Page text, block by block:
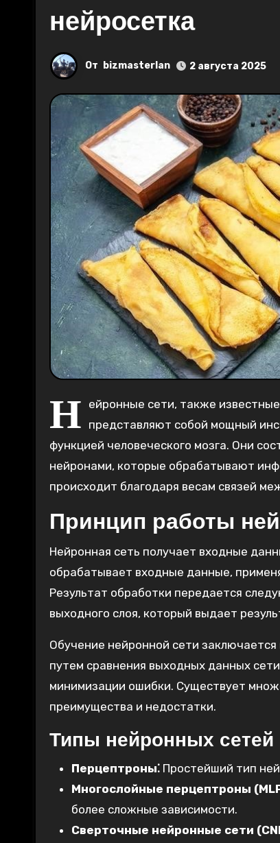
нейросетка
От bizmasterlan 2 августа 2025
Н ейронные сети, также
представляют собой мощный
функцией человеческого мозга. Они
нейронами, которые обрабатывают
происходит благодаря весам связей
Принцип работы
Нейронная сеть получает входные
обрабатывает входные данные,
Результат обработки передается
выходного слоя, который выдает
Обучение нейронной сети
путем сравнения выходных данных
минимизации ошибки. Существует
преимущества и недостатки.
Типы нейронных сетей
Перцептроны⁚ Простейший тип
Многослойные перцептроны
более сложные зависимости.
Сверточные нейронные сети